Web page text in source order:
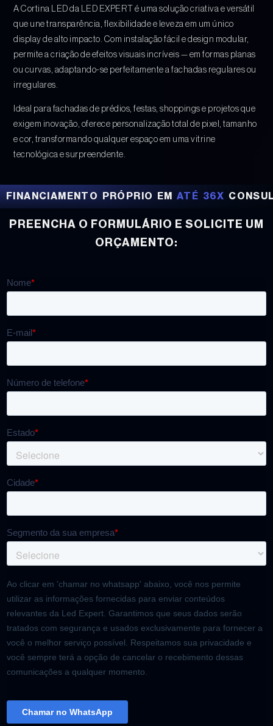
A Cortina LED da LED EXPERT é uma solução criativa e versátil
que une transparência, flexibilidade e leveza em um único
display de alto impacto. Com instalação fácil e design modular,
permite a criação de efeitos visuais incríveis — em formas planas
ou curvas, adaptando-se perfeitamente a fachadas regulares ou
irregulares.
Ideal para fachadas de prédios, festas, shoppings e projetos que
exigem inovação, oferece personalização total de pixel, tamanho
e cor, transformando qualquer espaço em uma vitrine
tecnológica e surpreendente.
FINANCIAMENTO PRÓPRIO EM ATÉ 36X
PREENCHA O FORMULÁRIO E SOLICITE UM
ORÇAMENTO: